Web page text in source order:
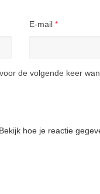
E-mail *
de volgende keer
Bekijk hoe je reactie